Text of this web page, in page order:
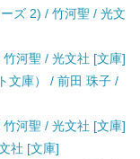
ズ 2) / 竹河聖 / 光文
河聖 / 光文社 [文庫]
文庫） / 前田 珠子 /
河聖 / 光文社 [文庫]
社 [文庫]